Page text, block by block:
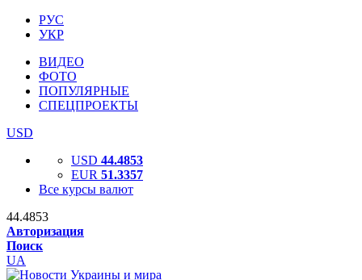
РУС
УКР
ВИДЕО
ФОТО
ПОПУЛЯРНЫЕ
СПЕЦПРОЕКТЫ
USD
USD 44.4853
EUR 51.3357
Все курсы валют
44.4853
Авторизация
Поиск
UA